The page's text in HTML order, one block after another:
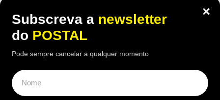
Beatriz Garcia, 40 Anos de ECoCs, a família Ecoc e a
Next Culture | Por João Palmeiro
×
Subscreva a newsletter
do POSTAL
Pode sempre cancelar a qualquer momento